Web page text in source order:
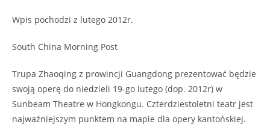
Wpis pochodzi z lutego 2012r.
South China Morning Post
Trupa Zhaoqing z prowincji Guangdong prezentować będzie
swoją operę do niedzieli 19-go lutego (dop. 2012r) w
Sunbeam Theatre w Hongkongu. Czterdziestoletni teatr jest
najważniejszym punktem na mapie dla opery kantońskiej.